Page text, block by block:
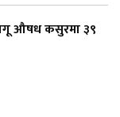
औषध कसुरमा ३९